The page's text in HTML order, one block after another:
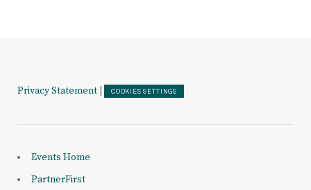
Privacy Statement COOKIES SETTINGS
Events Home
PartnerFirst